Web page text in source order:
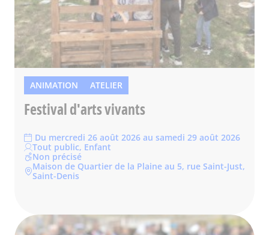
ANIMATION ATELIER
Festival d'arts vivants
Du mercredi 26 août 2026 au samedi 29 août 2026
Tout public, Enfant
Non précisé
Maison de Quartier de la Plaine au 5, rue Saint-Just,
Saint-Denis